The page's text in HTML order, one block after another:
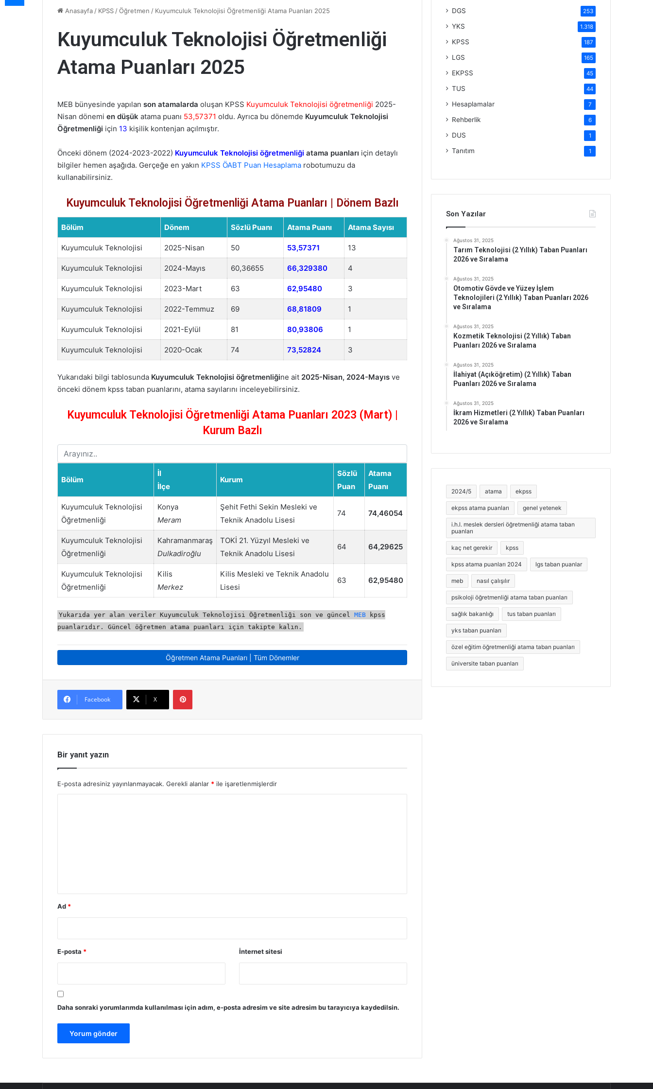
Anasayfa / KPSS /Öğretmen / Kuyumculuk Teknolojisi Öğretmenliği Atama Puanları 2025
Kuyumculuk Teknolojisi Öğretmenliği
Atama Puanları 2025
MEB bünyesinde yapılan son atamalarda oluşan KPSS Kuyumculuk Teknolojisi öğretmenliği 2025-
Nisan dönemi en düşük atama puanı 53,57371 oldu. Ayrıca bu dönemde Kuyumculuk Teknolojisi
Öğretmenliği için 13 kişilik kontenjan açılmıştır.
Önceki dönem (2024-2023-2022) Kuyumculuk Teknolojisi öğretmenliği atama puanları için detaylı
bilgiler hemen aşağıda. Gerçeğe en yakın KPSS ÖABT Puan Hesaplama robotumuzu da
kullanabilirsiniz.
Kuyumculuk Teknolojisi Öğretmenliği Atama Puanları | Dönem Bazlı
Bölüm Dönem Sözlü Puanı Atama Puanı Atama Sayısı
Kuyumculuk Teknolojisi 2025-Nisan 50 53,57371 13
Kuyumculuk Teknolojisi 2024-Mayıs 60,36655 66,329380 4
Kuyumculuk Teknolojisi 2023-Mart 63 62,95480 3
Kuyumculuk Teknolojisi 2022-Temmuz 69 68,81809 1
Kuyumculuk Teknolojisi 2021-Eylül 81 80,93806 1
Kuyumculuk Teknolojisi 2020-Ocak 74 73,52824 3
Yukarıdaki bilgi tablosunda Kuyumculuk Teknolojisi öğretmenliğine ait 2025-Nisan, 2024-Mayıs ve
önceki dönem kpss taban puanlarını, atama sayılarını inceleyebilirsiniz.
Kuyumculuk Teknolojisi Öğretmenliği Atama Puanları 2023 (Mart) |
Kurum Bazlı
Bölüm
İl
İlçe
Kurum
Sözlü
Puan
Atama
Puanı
Kuyumculuk Teknolojisi
Öğretmenliği
Konya
Meram
Şehit Fethi Sekin Mesleki ve
Teknik Anadolu Lisesi
74 74,46054
Kuyumculuk Teknolojisi
Öğretmenliği
Kahramanmaraş
Dulkadiroğlu
TOKİ 21. Yüzyıl Mesleki ve
Teknik Anadolu Lisesi
64 64,29625
Kuyumculuk Teknolojisi
Öğretmenliği
Kilis
Merkez
Kilis Mesleki ve Teknik Anadolu
Lisesi
63 62,95480
Yukarıda yer alan veriler Kuyumculuk Teknolojisi Öğretmenliği son ve güncelMEB kpss
puanlarıdır. Güncel öğretmen atama puanları için takipte kalın.
Öğretmen Atama Puanları | Tüm Dönemler
Facebook X
Bir yanıt yazın
E-posta adresiniz yayınlanmayacak. Gerekli alanlar * ile işaretlenmişlerdir
Ad *
E-posta * İnternet sitesi
Daha sonraki yorumlarımda kullanılması için adım, e-posta adresim ve site adresim bu tarayıcıya kaydedilsin.
DGS 253
YKS 1.318
KPSS 187
LGS 165
EKPSS 45
TUS 44
Hesaplamalar 7
Rehberlik 6
DUS 1
Tanıtım 1
Son Yazılar
Ağustos 31, 2025
Tarım Teknolojisi (2 Yıllık) Taban Puanları
2026 ve Sıralama
Ağustos 31, 2025
Otomotiv Gövde ve Yüzey İşlem
Teknolojileri (2 Yıllık) Taban Puanları 2026
ve Sıralama
Ağustos 31, 2025
Kozmetik Teknolojisi (2 Yıllık) Taban
Puanları 2026 ve Sıralama
Ağustos 31, 2025
İlahiyat (Açıköğretim) (2 Yıllık) Taban
Puanları 2026 ve Sıralama
Ağustos 31, 2025
İkram Hizmetleri (2 Yıllık) Taban Puanları
2026 ve Sıralama
2024/5 atama ekpss
ekpss atama puanları genel yetenek
i.h.l. meslek dersleri öğretmenliği atama taban
puanları
kaç net gerekir kpss
kpss atama puanları 2024 lgs taban puanlar
meb nasıl çalışılır
psikoloji öğretmenliği atama taban puanları
sağlık bakanlığı tus taban puanları
yks taban puanları
özel eğitim öğretmenliği atama taban puanları
üniversite taban puanları